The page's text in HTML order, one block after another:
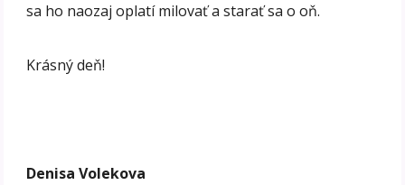
sa ho naozaj oplatí milovať a starať sa o oň.
Krásný deň!
Denisa Volekova